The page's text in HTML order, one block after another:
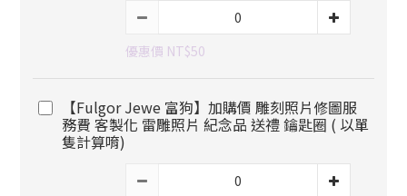
優惠價 NT$50
【Fulgor Jewe 富狗】加購價 雕刻照片修圖服
務費 客製化 雷雕照片 紀念品 送禮 鑰匙圈 ( 以單
隻計算唷)